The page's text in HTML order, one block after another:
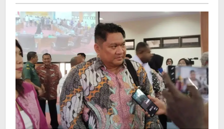
Kesehatan
di
Papua